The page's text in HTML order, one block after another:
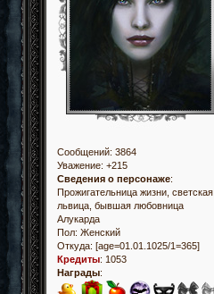
Сообщений: 3864
Уважение: +215
Сведения о персонаже:
Прожигательница жизни, светская
львица, бывшая любовница
Алукарда
Пол: Женский
Откуда: [age=01.01.1025/1=365]
Кредиты: 1053
Награды: